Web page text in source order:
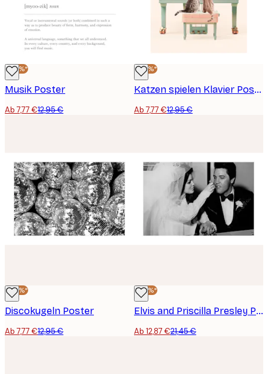
-40%*
Musik Poster
Ab 7,77 €12,95 €
-40%*
Katzen spielen Klavier Poster
Ab 7,77 €12,95 €
-40%*
Discokugeln Poster
Ab 7,77 €12,95 €
-40%*
Elvis and Priscilla Presley Poster
Ab 12,87 €21,45 €